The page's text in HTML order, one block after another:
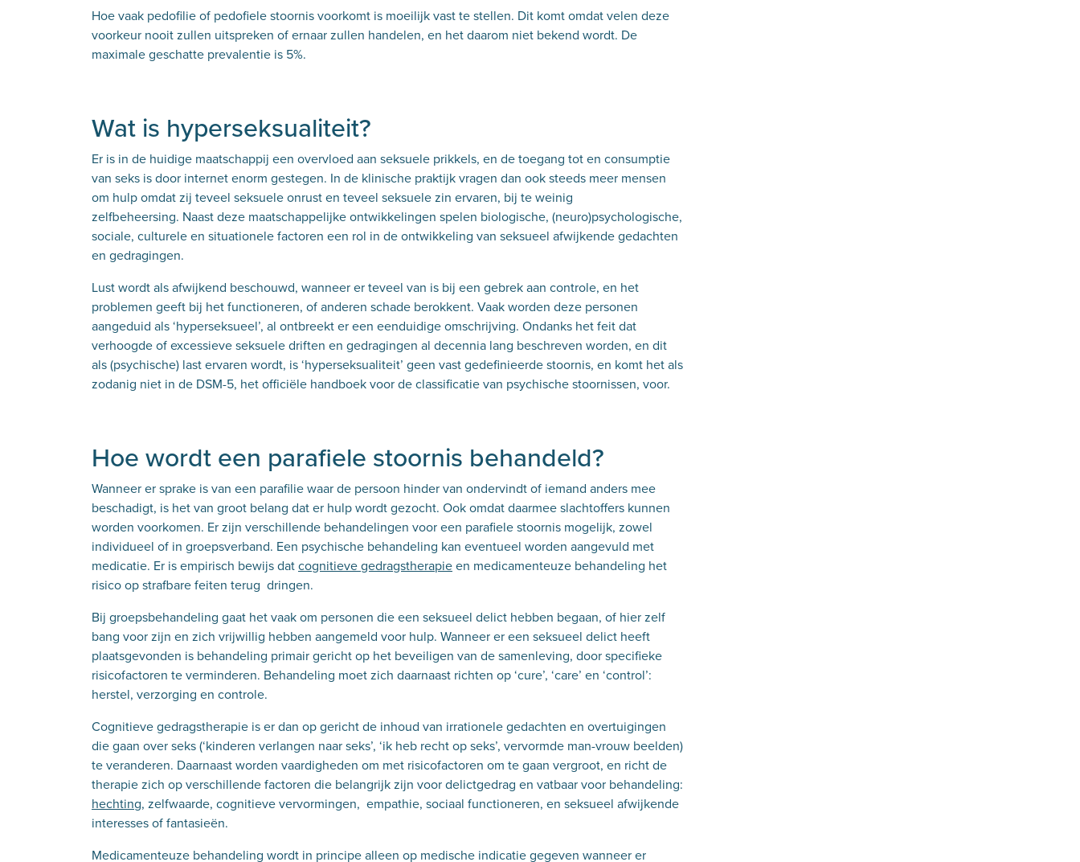
Hoe vaak pedofilie of pedofiele stoornis voorkomt is moeilijk vast te stellen. Dit komt omdat velen deze
voorkeur nooit zullen uitspreken of ernaar zullen handelen, en het daarom niet bekend wordt. De
maximale geschatte prevalentie is 5%.
Wat is hyperseksualiteit?
Er is in de huidige maatschappij een overvloed aan seksuele prikkels, en de toegang tot en consumptie
van seks is door internet enorm gestegen. In de klinische praktijk vragen dan ook steeds meer mensen
om hulp omdat zij teveel seksuele onrust en teveel seksuele zin ervaren, bij te weinig
zelfbeheersing. Naast deze maatschappelijke ontwikkelingen spelen biologische, (neuro)psychologische,
sociale, culturele en situationele factoren een rol in de ontwikkeling van seksueel afwijkende gedachten
en gedragingen.
Lust wordt als afwijkend beschouwd, wanneer er teveel van is bij een gebrek aan controle, en het
problemen geeft bij het functioneren, of anderen schade berokkent. Vaak worden deze personen
aangeduid als ‘hyperseksueel’, al ontbreekt er een eenduidige omschrijving. Ondanks het feit dat
verhoogde of excessieve seksuele driften en gedragingen al decennia lang beschreven worden, en dit
als (psychische) last ervaren wordt, is ‘hyperseksualiteit’ geen vast gedefinieerde stoornis, en komt het als
zodanig niet in de DSM-5, het officiële handboek voor de classificatie van psychische stoornissen, voor.
Hoe wordt een parafiele stoornis behandeld?
Wanneer er sprake is van een parafilie waar de persoon hinder van ondervindt of iemand anders mee
beschadigt, is het van groot belang dat er hulp wordt gezocht. Ook omdat daarmee slachtoffers kunnen
worden voorkomen. Er zijn verschillende behandelingen voor een parafiele stoornis mogelijk, zowel
individueel of in groepsverband. Een psychische behandeling kan eventueel worden aangevuld met
medicatie. Er is empirisch bewijs datcognitieve gedragstherapieen medicamenteuze behandeling het
risico op strafbare feiten terug dringen.
Bij groepsbehandeling gaat het vaak om personen die een seksueel delict hebben begaan, of hier zelf
bang voor zijn en zich vrijwillig hebben aangemeld voor hulp. Wanneer er een seksueel delict heeft
plaatsgevonden is behandeling primair gericht op het beveiligen van de samenleving, door specifieke
risicofactoren te verminderen. Behandeling moet zich daarnaast richten op ‘cure’, ‘care’ en ‘control’:
herstel, verzorging en controle.
Cognitieve gedragstherapie is er dan op gericht de inhoud van irrationele gedachten en overtuigingen
die gaan over seks (‘kinderen verlangen naar seks’, ‘ik heb recht op seks’, vervormde man-vrouw beelden)
te veranderen. Daarnaast worden vaardigheden om met risicofactoren om te gaan vergroot, en richt de
therapie zich op verschillende factoren die belangrijk zijn voor delictgedrag en vatbaar voor behandeling:
hechting, zelfwaarde, cognitieve vervormingen, empathie, sociaal functioneren, en seksueel afwijkende
interesses of fantasieën.
Medicamenteuze behandeling wordt in principe alleen op medische indicatie gegeven wanneer er